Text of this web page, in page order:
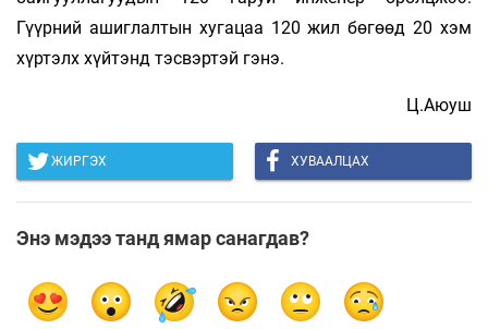
Гүүрний ашиглалтын хугацаа 120 жил бөгөөд 20 хэм
хүртэлх хүйтэнд тэсвэртэй гэнэ.
Ц.Аюуш
ЖИРГЭХ ХУВААЛЦАХ
Энэ мэдээ танд ямар санагдав?